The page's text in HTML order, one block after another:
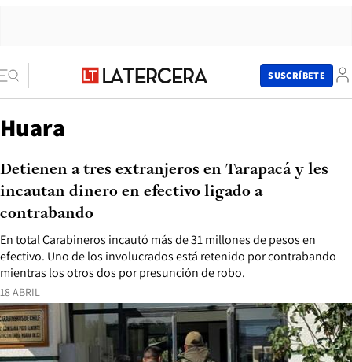
SUSCRÍBETE
Huara
18 ABRIL
En total Carabineros incautó más de 31 millones de pesos en
efectivo. Uno de los involucrados está retenido por contrabando
mientras los otros dos por presunción de robo.
Detienen a tres extranjeros en Tarapacá y les
incautan dinero en efectivo ligado a
contrabando